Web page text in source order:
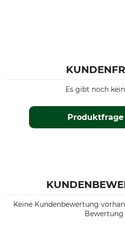
Es gibt noch
Keine Kundenbewertung
Bewertung